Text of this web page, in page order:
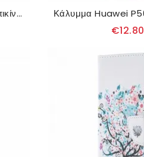
Κάλυμμα Huawei P50 Pro Επικίνδυνη Αρκούδα
€12.80